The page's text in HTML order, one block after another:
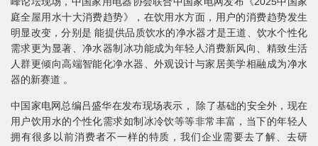
庭全屋用水十大消费趋势》，在饮用水方面，用户的消费趋势发生
明显改变，分别是 能提供品质饮水的净水器才是王道、饮水个性化
需求更为显著、净水器制冰功能成为年轻人消费新风向、精致生活
人群更倾向高端智能化净水器、外观设计与家居美学相融成为净水
器的新赛道 。
中国家电网总编吕盛华在发布现场表示， 除了基础的安全外，现在
用户饮用水的个性化需求如制冰冷饮等等非常丰富，当下的年轻人
拥有很多以前消费者不一样的特质，我们企业需要去了解、去研